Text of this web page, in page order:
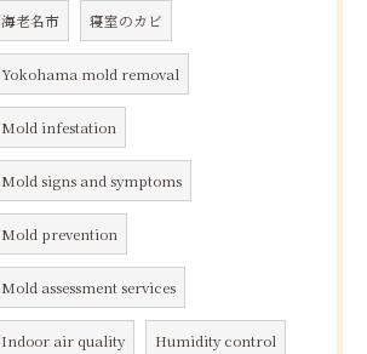
海老名市 寝室のカビ
Yokohama mold removal
Mold infestation
Mold signs and symptoms
Mold prevention
Mold assessment services
Indoor air quality Humidity control